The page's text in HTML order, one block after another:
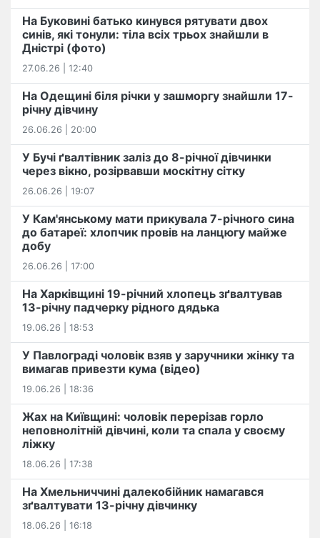
На Буковині батько кинувся рятувати двох
синів, які тонули: тіла всіх трьох знайшли в
Дністрі (фото)
27.06.26 | 12:40
На Одещині біля річки у зашморгу знайшли 17-
річну дівчину
26.06.26 | 20:00
У Бучі ґвалтівник заліз до 8-річної дівчинки
через вікно, розірвавши москітну сітку
26.06.26 | 19:07
У Кам'янському мати прикувала 7-річного сина
до батареї: хлопчик провів на ланцюгу майже
добу
26.06.26 | 17:00
На Харківщині 19-річний хлопець​ ️зґвалтував
13-річну падчерку рідного дядька
19.06.26 | 18:53
У Павлограді чоловік взяв у заручники жінку та
вимагав привезти кума (відео)
19.06.26 | 18:36
Жах на Київщині: чоловік перерізав горло
неповнолітній дівчині, коли та спала у своєму
ліжку
18.06.26 | 17:38
На Хмельниччині далекобійник намагався
зґвалтувати 13-річну дівчинку
18.06.26 | 16:18